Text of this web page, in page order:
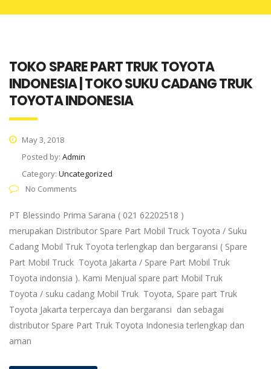
TOKO SPARE PART TRUK TOYOTA
INDONESIA | TOKO SUKU CADANG TRUK
TOYOTA INDONESIA
May 3, 2018
Posted by: Admin
Category: Uncategorized
No Comments
PT Blessindo Prima Sarana ( 021 62202518 )
merupakan Distributor Spare Part Mobil Truck Toyota / Suku
Cadang Mobil Truk Toyota terlengkap dan bergaransi ( Spare
Part Mobil Truck Toyota Jakarta / Spare Part Mobil Truk
Toyota indonsia ). Kami Menjual spare part Mobil Truk
Toyota / suku cadang Mobil Truk Toyota, Spare part Truk
Toyota Jakarta terpercaya dan bergaransi dan sebagai
distributor Spare Part Truk Toyota Indonesia terlengkap dan
aman